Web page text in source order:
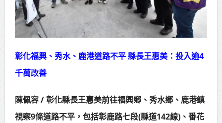
邁、運動部長李洋各界貴賓共同揭幕
高雄東照山關帝廟全國國中小學書
法比賽 圓滿落幕
賴清德總統主持將官晉任 期勉精進
蔣萬安再拋出「倒閣說」 喊推陳其
彰化福興、秀水、鹿港道路不平 縣長王惠美：投入逾4
千萬改善
陳佩容 / 彰化縣長王惠美前往福興鄉、秀水鄉、鹿港鎮
視察9條道路不平，包括彰鹿路七段(縣道142線)、番花